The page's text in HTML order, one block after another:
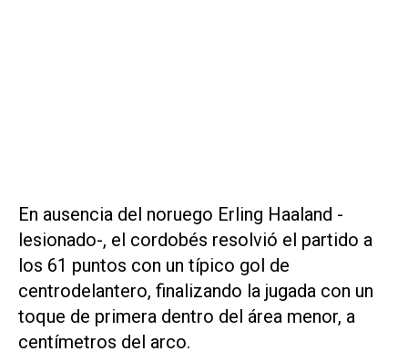
En ausencia del noruego Erling Haaland -
lesionado-, el cordobés resolvió el partido a
los 61 puntos con un típico gol de
centrodelantero, finalizando la jugada con un
toque de primera dentro del área menor, a
centímetros del arco.